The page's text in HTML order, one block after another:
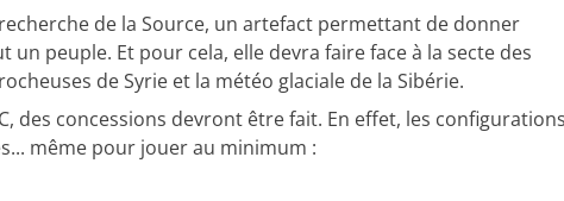
de la Source, un artefact permettant de donner
peuple. Et pour cela, elle devra faire face à la secte des
de Syrie et la météo glaciale de la Sibérie.
des concessions devront être fait. En effet, les
même pour jouer au minimum :